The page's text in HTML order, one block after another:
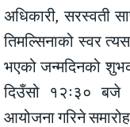
अधिकारी, सरस्वती
तिमल्सिनाको स्वर
भएको जन्मदिनको
दिउँसो १२ः३० बजे
आयोजना गरिने